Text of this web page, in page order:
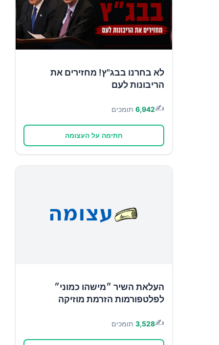
לא בחרנו בבג"ץ! מחזירים את
הריבונות לעם
✍️
6,942 תומכים
חתימה על העצומה
העלאת השיר ״מישהו כמוני״
לפלטפורמות הזרמת מוזיקה
✍️
3,528 תומכים